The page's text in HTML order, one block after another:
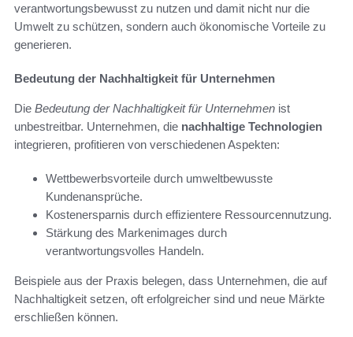
verantwortungsbewusst zu nutzen und damit nicht nur die
Umwelt zu schützen, sondern auch ökonomische Vorteile zu
generieren.
Bedeutung der Nachhaltigkeit für Unternehmen
Die Bedeutung der Nachhaltigkeit für Unternehmen ist
unbestreitbar. Unternehmen, die nachhaltige Technologien
integrieren, profitieren von verschiedenen Aspekten:
Wettbewerbsvorteile durch umweltbewusste
Kundenansprüche.
Kostenersparnis durch effizientere Ressourcennutzung.
Stärkung des Markenimages durch
verantwortungsvolles Handeln.
Beispiele aus der Praxis belegen, dass Unternehmen, die auf
Nachhaltigkeit setzen, oft erfolgreicher sind und neue Märkte
erschließen können.